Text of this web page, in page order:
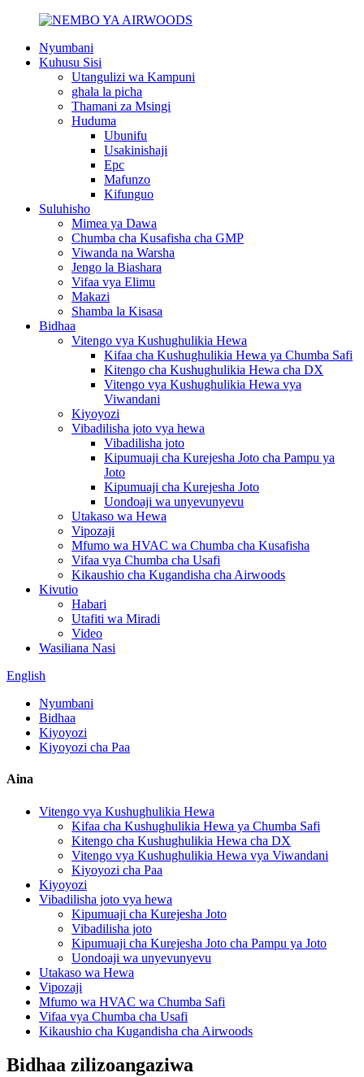
Nyumbani
Kuhusu Sisi
Utangulizi wa Kampuni
ghala la picha
Thamani za Msingi
Huduma
Ubunifu
Usakinishaji
Epc
Mafunzo
Kifunguo
Suluhisho
Mimea ya Dawa
Chumba cha Kusafisha cha GMP
Viwanda na Warsha
Jengo la Biashara
Vifaa vya Elimu
Makazi
Shamba la Kisasa
Bidhaa
Vitengo vya Kushughulikia Hewa
Kifaa cha Kushughulikia Hewa ya Chumba Safi
Kitengo cha Kushughulikia Hewa cha DX
Vitengo vya Kushughulikia Hewa vya
Viwandani
Kiyoyozi
Vibadilisha joto vya hewa
Vibadilisha joto
Kipumuaji cha Kurejesha Joto cha Pampu ya
Joto
Kipumuaji cha Kurejesha Joto
Uondoaji wa unyevunyevu
Utakaso wa Hewa
Vipozaji
Mfumo wa HVAC wa Chumba cha Kusafisha
Vifaa vya Chumba cha Usafi
Kikaushio cha Kugandisha cha Airwoods
Kivutio
Habari
Utafiti wa Miradi
Video
Wasiliana Nasi
English
Nyumbani
Bidhaa
Kiyoyozi
Kiyoyozi cha Paa
Aina
Vitengo vya Kushughulikia Hewa
Kifaa cha Kushughulikia Hewa ya Chumba Safi
Kitengo cha Kushughulikia Hewa cha DX
Vitengo vya Kushughulikia Hewa vya Viwandani
Kiyoyozi cha Paa
Kiyoyozi
Vibadilisha joto vya hewa
Kipumuaji cha Kurejesha Joto
Vibadilisha joto
Kipumuaji cha Kurejesha Joto cha Pampu ya Joto
Uondoaji wa unyevunyevu
Utakaso wa Hewa
Vipozaji
Mfumo wa HVAC wa Chumba Safi
Vifaa vya Chumba cha Usafi
Kikaushio cha Kugandisha cha Airwoods
Bidhaa zilizoangaziwa